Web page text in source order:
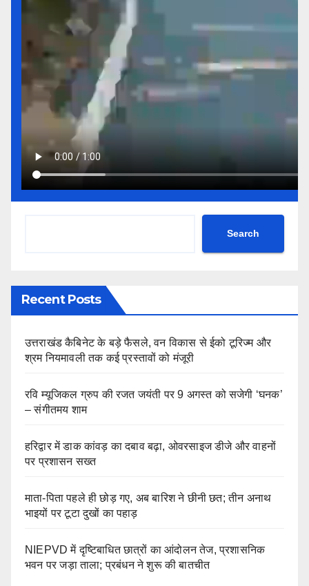
Search
Recent Posts
उत्तराखंड कैबिनेट के बड़े फैसले, वन विकास से ईको टूरिज्म और
श्रम नियमावली तक कई प्रस्तावों को मंजूरी
रवि म्यूजिकल ग्रुप की रजत जयंती पर 9 अगस्त को सजेगी ‘घनक’
– संगीतमय शाम
हरिद्वार में डाक कांवड़ का दबाव बढ़ा, ओवरसाइज डीजे और वाहनों
पर प्रशासन सख्त
माता-पिता पहले ही छोड़ गए, अब बारिश ने छीनी छत; तीन अनाथ
भाइयों पर टूटा दुखों का पहाड़
NIEPVD में दृष्टिबाधित छात्रों का आंदोलन तेज, प्रशासनिक
भवन पर जड़ा ताला; प्रबंधन ने शुरू की बातचीत